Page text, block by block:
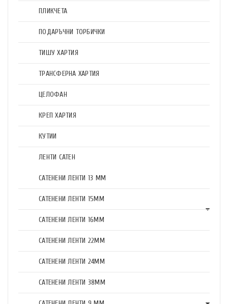
ПЛИКЧЕТА
ПОДАРЪЧНИ ТОРБИЧКИ
ТИШУ ХАРТИЯ
ТРАНСФЕРНА ХАРТИЯ
ЦЕЛОФАН
КРЕП ХАРТИЯ
КУТИИ
ЛЕНТИ САТЕН
САТЕНЕНИ ЛЕНТИ 13 ММ
САТЕНЕНИ ЛЕНТИ 15ММ
САТЕНЕНИ ЛЕНТИ 16ММ
САТЕНЕНИ ЛЕНТИ 22ММ
САТЕНЕНИ ЛЕНТИ 24ММ
САТЕНЕНИ ЛЕНТИ 38ММ